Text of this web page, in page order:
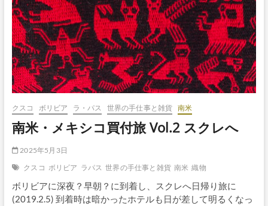
クスコ ボリビア ラ・パス 世界の手仕事と雑貨 南米
南米・メキシコ買付旅 Vol.2 スクレへ
2025年5月3日
クスコ ボリビア ラパス 世界の手仕事と雑貨 南米 織物
ボリビアに深夜？早朝？に到着し、スクレへ日帰り旅に
(2019.2.5) 到着時は暗かったホテルも日が差して明るくなっ